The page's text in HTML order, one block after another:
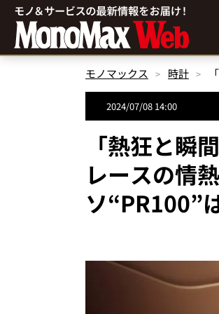
モノマックス 時計
2024/07/08 14:00
「熱狂と瞬
レースの情
ソ“PR100”